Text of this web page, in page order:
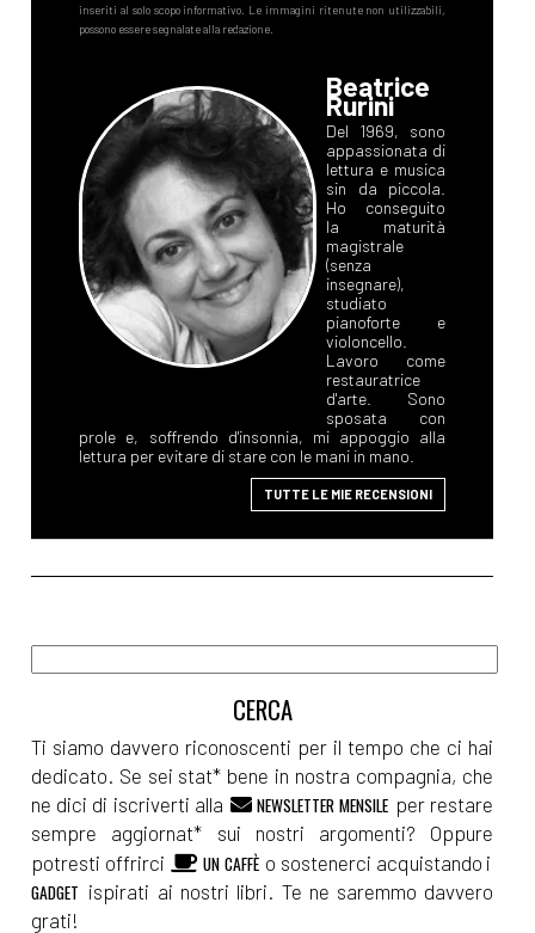
Beatrice
Rurini
Del 1969, sono
appassionata di
lettura e musica
sin da piccola.
Ho conseguito
la maturità
magistrale
(senza
insegnare),
studiato
pianoforte e
violoncello.
Lavoro come
restauratrice
d'arte. Sono
sposata con
prole e, soffrendo d'insonnia, mi appoggio alla
lettura per evitare di stare con le mani in mano.
TUTTE LE MIE RECENSIONI
Ti siamo davvero riconoscenti per il tempo che ci hai
dedicato. Se sei stat* bene in nostra compagnia, che
ne dici di iscriverti alla
NEWSLETTER MENSILE per restare
sempre aggiornat* sui nostri argomenti? Oppure
potresti offrirci
UN CAFFÈ o sostenerci acquistando i
GADGET ispirati ai nostri libri. Te ne saremmo davvero
grati!